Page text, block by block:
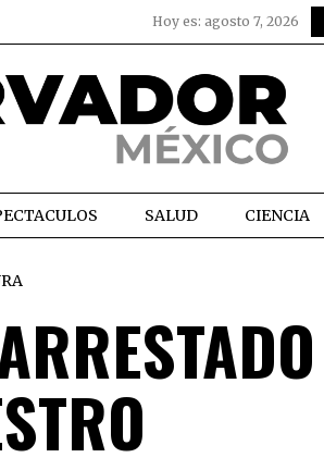
Hoy es: agosto 7, 2026
SALUD CIENCIA